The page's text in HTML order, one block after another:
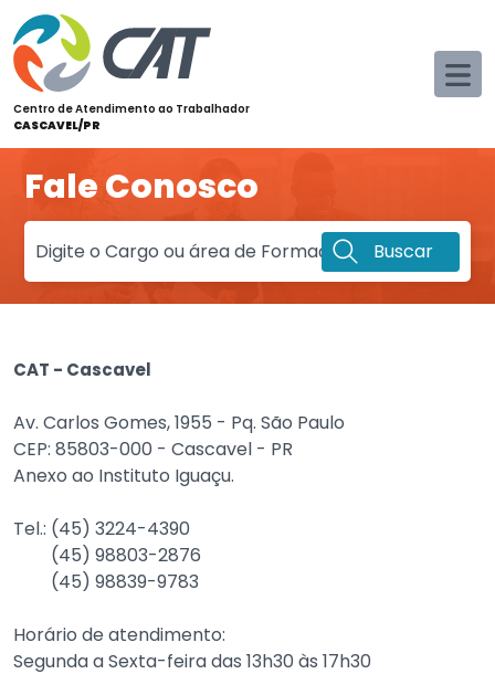
Centro de Atendimento ao Trabalhador
CASCAVEL/PR
Fale Conosco
Buscar
CAT - Cascavel
Av. Carlos Gomes, 1955 - Pq. São Paulo
CEP: 85803-000 - Cascavel - PR
Anexo ao Instituto Iguaçu.
Tel.: (45) 3224-4390
(45) 98803-2876
(45) 98839-9783
Horário de atendimento:
Segunda a Sexta-feira das 13h30 às 17h30